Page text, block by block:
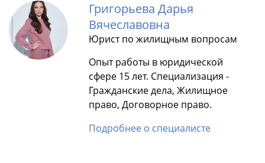
Григорьева Дарья
Вячеславовна
Юрист по жилищным вопросам
Опыт работы в юридической
сфере 15 лет. Специализация -
Гражданские дела, Жилищное
право, Договорное право.
Подробнее о специалисте